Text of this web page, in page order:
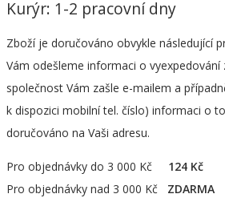
Kurýr: 1-2 pracovní dny
Zboží je doručováno obvykle následující
Vám odešleme informaci o vyexpedování
společnost Vám zašle e-mailem a
k dispozici mobilní tel. číslo) informaci o
doručováno na Vaši adresu.
Pro objednávky do 3 000 Kč 124 Kč
Pro objednávky nad 3 000 Kč ZDARMA